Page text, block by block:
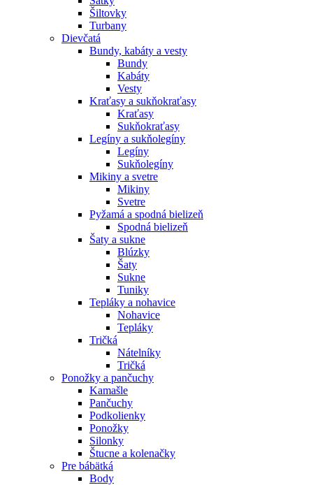
Šiltovky
Turbany
Dievčatá
Bundy, kabáty a vesty
Bundy
Kabáty
Vesty
Kraťasy a sukňokraťasy
Kraťasy
Sukňokraťasy
Legíny a sukňolegíny
Legíny
Sukňolegíny
Mikiny a svetre
Mikiny
Svetre
Pyžamá a spodná bielizeň
Spodná bielizeň
Šaty a sukne
Blúzky
Šaty
Sukne
Tuniky
Tepláky a nohavice
Nohavice
Tepláky
Tričká
Nátelníky
Tričká
Ponožky a pančuchy
Kamašle
Pančuchy
Podkolienky
Ponožky
Silonky
Štucne a kolenačky
Pre bábätká
Body